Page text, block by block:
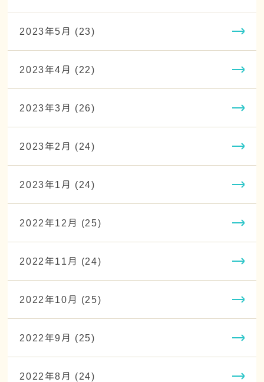
2023年5月 (23)
2023年4月 (22)
2023年3月 (26)
2023年2月 (24)
2023年1月 (24)
2022年12月 (25)
2022年11月 (24)
2022年10月 (25)
2022年9月 (25)
2022年8月 (24)